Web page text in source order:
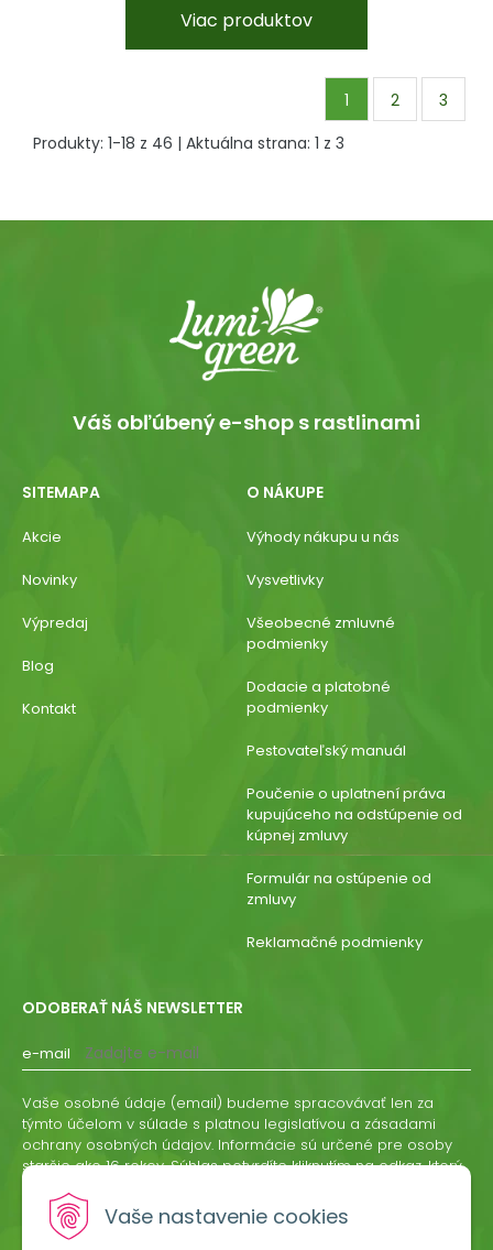
Vaše nastavenie cookies
Viac produktov
1 2
3
Produkty: 1-18 z 46 | Aktuálna strana: 1 z 3
Váš obľúbený e-shop s rastlinami
SITEMAPA
Akcie
Novinky
Výpredaj
Blog
Kontakt
O NÁKUPE
Výhody nákupu u nás
Vysvetlivky
Všeobecné zmluvné
podmienky
Dodacie a platobné
podmienky
Pestovateľský manuál
Poučenie o uplatnení práva
kupujúceho na odstúpenie od
kúpnej zmluvy
Formulár na ostúpenie od
zmluvy
Reklamačné podmienky
ODOBERAŤ NÁŠ NEWSLETTER
e-mail
Vaše osobné údaje (email) budeme spracovávať len za
týmto účelom v súlade s platnou legislatívou a zásadami
ochrany osobných údajov. Informácie sú určené pre osoby
staršie ako 16 rokov. Súhlas potvrdíte kliknutím na odkaz, ktorý
odvolať písomne, emailom alebo kliknutím na odkaz z
ktoréhokoľvek informačného emailu.